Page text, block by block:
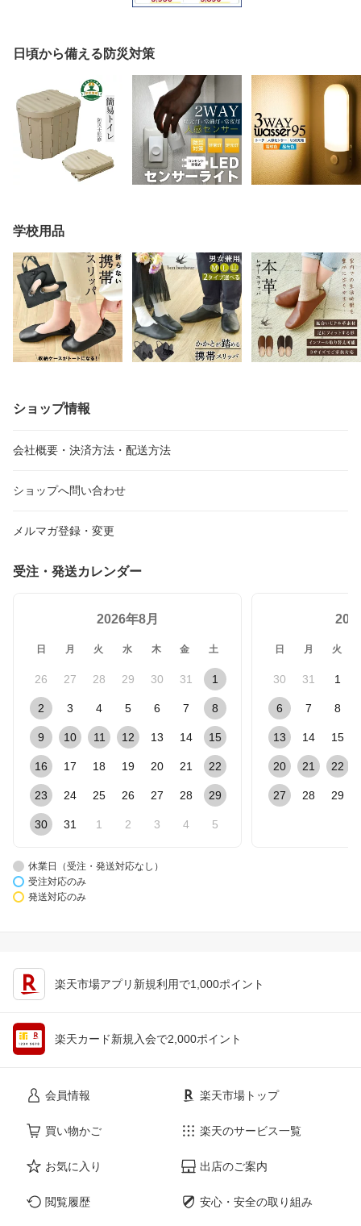
日頃から備える防災対策
学校用品
ショップ情報
会社概要・決済方法・配送方法
ショップへ問い合わせ
メルマガ登録・変更
受注・発送カレンダー
2026年8月
日 月 火 水 木 金 土
26 27 28 29 30 31 1
2 3 4 5 6 7 8
9 10 11 12 13 14 15
16 17 18 19 20 21 22
23 24 25 26 27 28 29
30 31 1 2 3 4 5
日 月 火
30 31 1
6 7 8
13 14 15
20 21 22
27 28 29
休業日（受注・発送対応なし）
受注対応のみ
発送対応のみ
楽天市場アプリ新規利用で1,000ポイント
楽天カード新規入会で2,000ポイント
会員情報
買い物かご
お気に入り
閲覧履歴
楽天市場トップ
楽天のサービス一覧
出店のご案内
安心・安全の取り組み